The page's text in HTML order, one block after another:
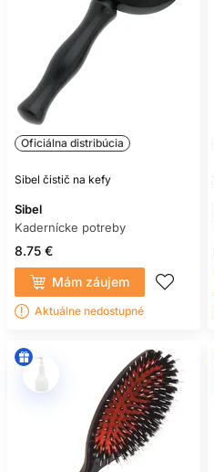
Oficiálna distribúcia
Sibel čistič na kefy
Sibel
Kadernícke potreby
8.75 €
Mám záujem
Aktuálne nedostupné